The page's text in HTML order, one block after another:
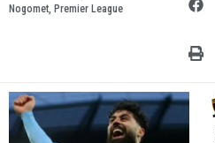
Nogomet Premier League